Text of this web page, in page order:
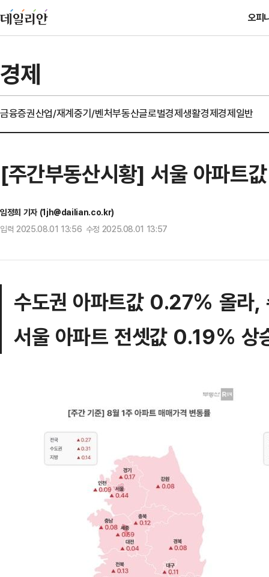
오피
경제
금융증권산업/재계중기/벤처부동산글로벌경제생활경제경제일반
[주간부동산시황] 서울 아파
임정희 기자 (1jh@dailian.co.kr)
입력 2025.08.01 13:56 수정 2025.08.01 13:57
수도권 아파트값 0.27% 올라
서울 아파트 전셋값 0.19%